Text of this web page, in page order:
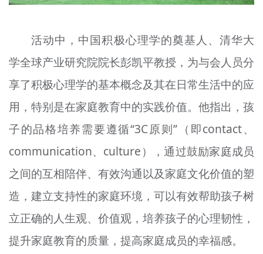
活动中，中国积极心理学的奠基人、清华大
学全球产业研究院院长彭凯平教授，为与会人员分
享了积极心理学的基本概念及其在日常生活中的应
用，特别是在家庭教育中的实践价值。他指出，孩
子的品格培养需要遵循“3C原则”（即contact、
communication、culture），通过鼓励家庭成员
之间的互相陪伴、有效沟通以及家庭文化价值的塑
造，建立支持性的家庭环境，可以有效帮助孩子树
立正确的人生观、价值观，培养孩子的心理韧性，
提升家庭教育的质量，提高家庭成员的幸福感。